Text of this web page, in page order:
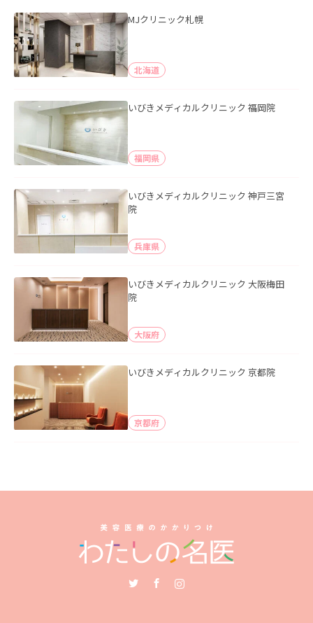
MJクリニック札幌
北海道
いびきメディカルクリニック 福岡院
福岡県
いびきメディカルクリニック 神戸三宮
院
兵庫県
いびきメディカルクリニック 大阪梅田
院
大阪府
いびきメディカルクリニック 京都院
京都府